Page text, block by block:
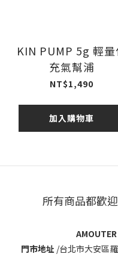
KIN PUMP 5g 輕量
充氣幫浦
NT$1,490
加入購物車
所有商品都歡
門市地址 /台北市大安區